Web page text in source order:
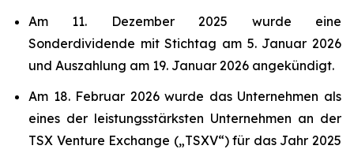
Am 11. Dezember 2025 wurde eine
Sonderdividende mit Stichtag am 5. Januar 2026
und Auszahlung am 19. Januar 2026 angekündigt.
Am 18. Februar 2026 wurde das Unternehmen als
eines der leistungsstärksten Unternehmen an der
TSX Venture Exchange („TSXV“) für das Jahr 2025